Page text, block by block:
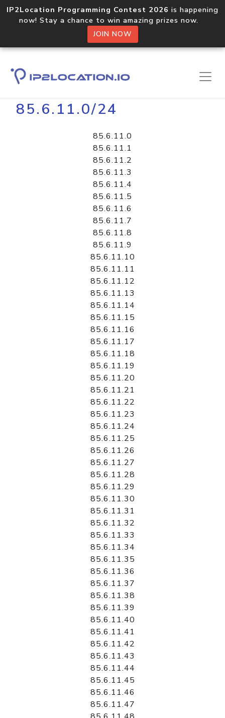
IP2Location Programming Contest 2026 is happening
now! Stay a chance to win amazing prizes now.
JOIN NOW
Home Libraries
85.6.11.0/24
85.6.11.0
85.6.11.1
85.6.11.2
85.6.11.3
85.6.11.4
85.6.11.5
85.6.11.6
85.6.11.7
85.6.11.8
85.6.11.9
85.6.11.10
85.6.11.11
85.6.11.12
85.6.11.13
85.6.11.14
85.6.11.15
85.6.11.16
85.6.11.17
85.6.11.18
85.6.11.19
85.6.11.20
85.6.11.21
85.6.11.22
85.6.11.23
85.6.11.24
85.6.11.25
85.6.11.26
85.6.11.27
85.6.11.28
85.6.11.29
85.6.11.30
85.6.11.31
85.6.11.32
85.6.11.33
85.6.11.34
85.6.11.35
85.6.11.36
85.6.11.37
85.6.11.38
85.6.11.39
85.6.11.40
85.6.11.41
85.6.11.42
85.6.11.43
85.6.11.44
85.6.11.45
85.6.11.46
85.6.11.47